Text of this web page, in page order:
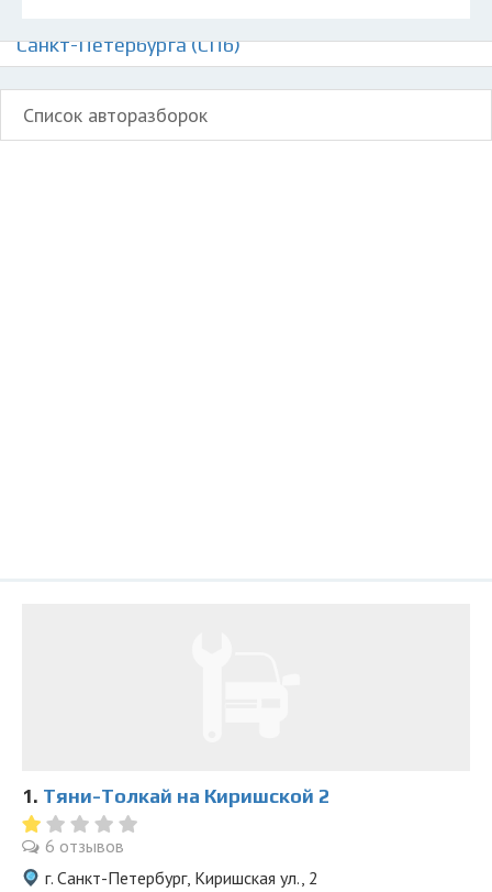
Санкт-Петербурга (СПб)
Список авторазборок
1. Тяни-Толкай на Киришской 2
6 отзывов
г. Санкт-Петербург, Киришская ул., 2